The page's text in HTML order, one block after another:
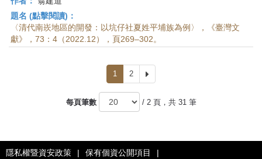
題名 (點擊閱讀)：
〈清代南崁地區的開發：以坑仔社夏姓平埔族為例〉，《臺灣文
獻》，73：4（2022.12），頁269–302。
1 2
一
每頁筆數
/ 2 頁，共 31 筆
隱私權暨資安政策 | 保有個資公開項目
|